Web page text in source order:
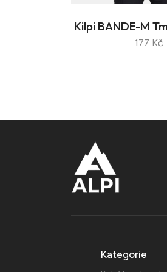
Kilpi BANDE-M
177 Kč
Kategorie